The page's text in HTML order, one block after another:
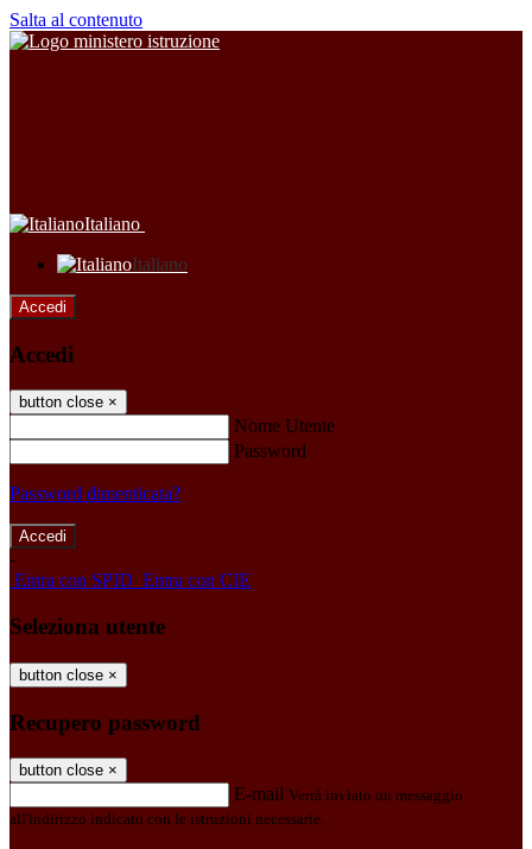
Salta al contenuto
Italiano
Italiano
Accedi
Accedi
button close ×
Nome Utente
Password
Password dimenticata?
-
Entra con SPID Entra con CIE
Seleziona utente
button close ×
Recupero password
button close ×
E-mail Verrà inviato un messaggio
all'indirizzo indicato con le istruzioni necessarie.